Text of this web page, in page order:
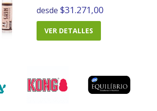
desde $31.271,00
VER DETALLES